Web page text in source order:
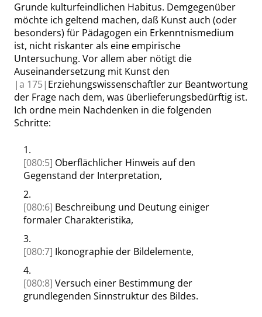
Grunde kulturfeindlichen Habitus. Demgegenüber
möchte ich geltend machen, daß Kunst auch (oder
besonders) für Pädagogen ein Erkenntnismedium
ist, nicht riskanter als eine empirische
Untersuchung. Vor allem aber nötigt die
Auseinandersetzung mit Kunst den
|a 175| Erziehungswissenschaftler zur Beantwortung
der Frage nach dem, was überlieferungsbedürftig ist.
Ich ordne mein Nachdenken in die folgenden
Schritte:
1.
[080:5] Oberflächlicher Hinweis auf den
Gegenstand der Interpretation,
2.
[080:6] Beschreibung und Deutung einiger
formaler Charakteristika,
3.
[080:7] Ikonographie der Bildelemente,
4.
[080:8] Versuch einer Bestimmung der
grundlegenden Sinnstruktur des Bildes.